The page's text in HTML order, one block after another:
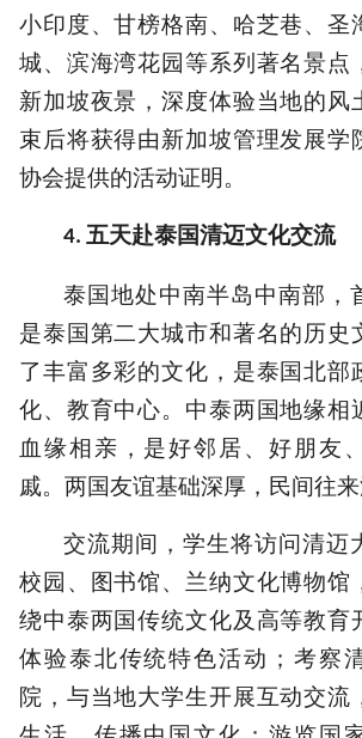
小印度、甘榜格南、哈芝巷、圣
城、滨海湾花园等系列著名景点
新加坡夜景，深度体验当地的风
束后将获得由新加坡管理发展学
协会提供的活动证明。
4. 五天赴泰国清迈文化交流
泰国地处中南半岛中南部，
是泰国第二大城市和著名的历史
了丰富多彩的文化，是泰国北部
化、教育中心。中泰两国地缘相
血缘相亲，是好邻居、好朋友
戚。两国友谊基础深厚，民间往来
交流期间，学生将访问清迈
校园、图书馆、兰纳文化博物馆
绕中泰两国传统文化及高等教育
体验泰北传统特色活动；考察
院，与当地大学生开展互动交流